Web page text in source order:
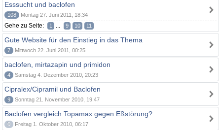
Esssucht und baclofen
108 Montag 27. Juni 2011, 18:34
Gehe zu Seite: 1 ... 9 10 11
Gute Website für den Einstieg in das Thema
7 Mittwoch 22. Juni 2011, 00:25
baclofen, mirtazapin und primidon
4 Samstag 4. Dezember 2010, 20:23
Cipralex/Cipramil und Baclofen
9 Sonntag 21. November 2010, 19:47
Baclofen vergleich Topamax gegen Eßstörung?
0 Freitag 1. Oktober 2010, 06:17